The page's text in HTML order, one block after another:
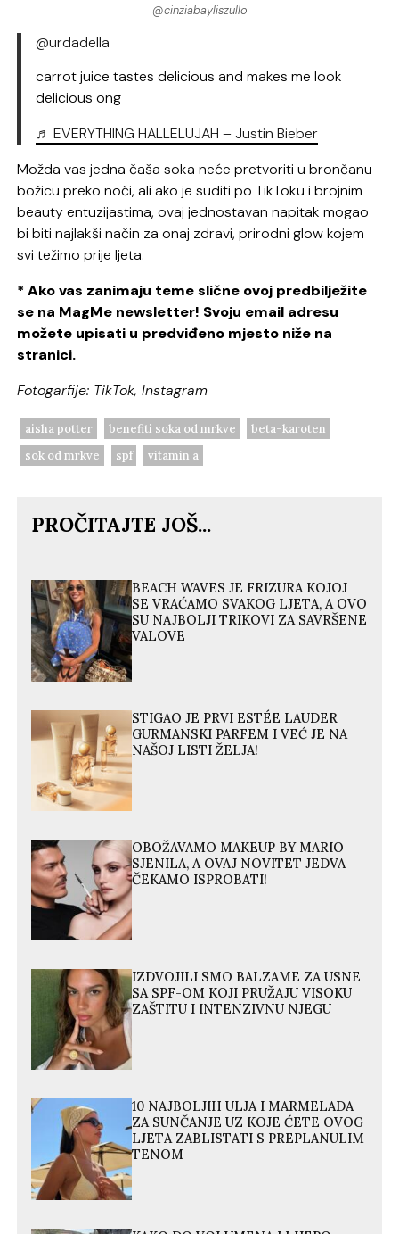
@cinziabayliszullo
@urdadella
carrot juice tastes delicious and makes me look
delicious ong
♬ EVERYTHING HALLELUJAH – Justin Bieber
Možda vas jedna čaša soka neće pretvoriti u brončanu
božicu preko noći, ali ako je suditi po TikToku i brojnim
beauty entuzijastima, ovaj jednostavan napitak mogao
bi biti najlakši način za onaj zdravi, prirodni glow kojem
svi težimo prije ljeta.
* Ako vas zanimaju teme slične ovoj predbilježite
se na MagMe newsletter! Svoju email adresu
možete upisati u predviđeno mjesto niže na
stranici.
Fotogarfije: TikTok, Instagram
aisha potter benefiti soka od mrkve
beta-karoten
sok od mrkve
spf vitamin a
PROČITAJTE JOŠ...
BEACH WAVES JE FRIZURA KOJOJ
SE VRAĆAMO SVAKOG LJETA, A OVO
SU NAJBOLJI TRIKOVI ZA SAVRŠENE
VALOVE
STIGAO JE PRVI ESTÉE LAUDER
GURMANSKI PARFEM I VEĆ JE NA
NAŠOJ LISTI ŽELJA!
OBOŽAVAMO MAKEUP BY MARIO
SJENILA, A OVAJ NOVITET JEDVA
ČEKAMO ISPROBATI!
IZDVOJILI SMO BALZAME ZA USNE
SA SPF-OM KOJI PRUŽAJU VISOKU
ZAŠTITU I INTENZIVNU NJEGU
10 NAJBOLJIH ULJA I MARMELADA
ZA SUNČANJE UZ KOJE ĆETE OVOG
LJETA ZABLISTATI S PREPLANULIM
TENOM